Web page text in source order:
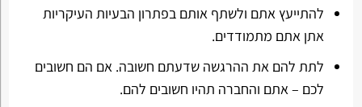
להתייעץ אתם ולשתף אותם בפתרון הבעיות העיקריות
אתן אתם מתמודדים.
לתת להם את ההרגשה שדעתם חשובה. אם הם חשובים
לכם – אתם והחברה תהיו חשובים להם.